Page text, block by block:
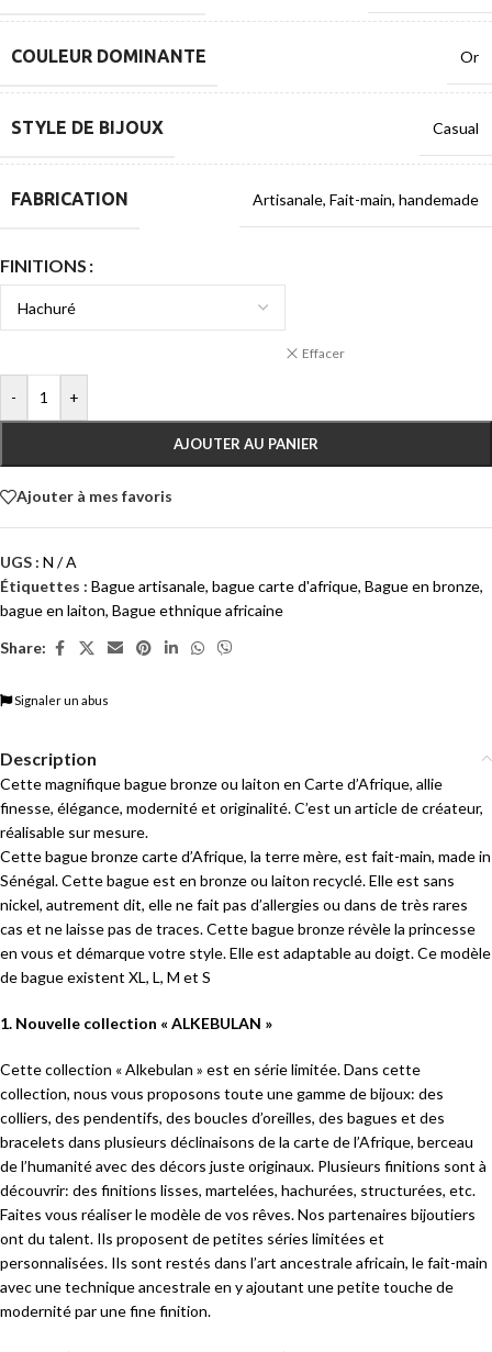
COULEUR DOMINANTE Or
STYLE DE BIJOUX Casual
FABRICATION Artisanale, Fait-main, handemade
FINITIONS
Effacer
- +
AJOUTER AU PANIER
Ajouter à mes favoris
UGS : N / A
Étiquettes : Bague artisanale, bague carte d'afrique, Bague en bronze,
bague en laiton, Bague ethnique africaine
Share:
Signaler un abus
Description
Cette magnifique bague bronze ou laiton en Carte d’Afrique, allie
finesse, élégance, modernité et originalité. C’est un article de créateur,
réalisable sur mesure.
Cette bague bronze carte d’Afrique, la terre mère, est fait-main, made in
Sénégal. Cette bague est en bronze ou laiton recyclé. Elle est sans
nickel, autrement dit, elle ne fait pas d’allergies ou dans de très rares
cas et ne laisse pas de traces. Cette bague bronze révèle la princesse
en vous et démarque votre style. Elle est adaptable au doigt. Ce modèle
de bague existent XL, L, M et S
1. Nouvelle collection « ALKEBULAN »
Cette collection « Alkebulan » est en série limitée. Dans cette
collection, nous vous proposons toute une gamme de bijoux: des
colliers, des pendentifs, des boucles d’oreilles, des bagues et des
bracelets dans plusieurs déclinaisons de la carte de l’Afrique, berceau
de l’humanité avec des décors juste originaux. Plusieurs finitions sont à
découvrir: des finitions lisses, martelées, hachurées, structurées, etc.
Faites vous réaliser le modèle de vos rêves. Nos partenaires bijoutiers
ont du talent. Ils proposent de petites séries limitées et
personnalisées. Ils sont restés dans l’art ancestrale africain, le fait-main
avec une technique ancestrale en y ajoutant une petite touche de
modernité par une fine finition.